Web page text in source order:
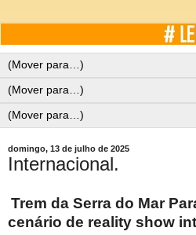
domingo, 13 de julho de 2025
Internacional.
Trem da Serra do Mar
cenário de reality show